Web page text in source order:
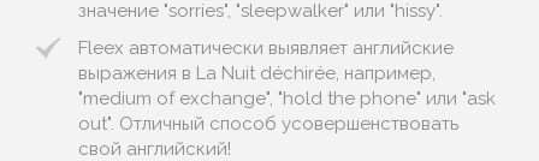
значение "sorries", "sleepwalker" или "hissy".
Fleex автоматически выявляет английские
выражения в La Nuit déchirée, например,
"medium of exchange", "hold the phone" или "ask
out". Отличный способ усовершенствовать
свой английский!